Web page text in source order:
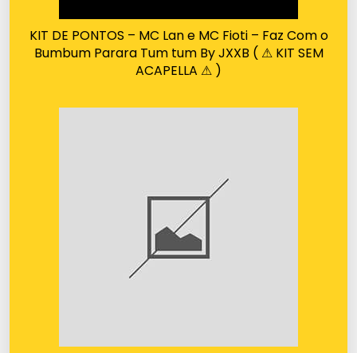
KIT DE PONTOS – MC Lan e MC Fioti – Faz Com o
Bumbum Parara Tum tum By JXXB ( ⚠ KIT SEM
ACAPELLA ⚠ )